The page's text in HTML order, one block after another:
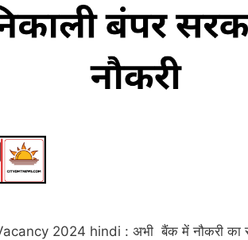
2024 hindi : अभी बैंक में नौकरी का